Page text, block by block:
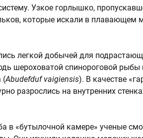
Узкое горлышко,
которые искали в плавающем
легкой добычей для
шероховатой спинороговой рыбы
(Abudefduf vaigiensis). В качестве
разрослись на внутренних
в «бутылочной камере» ученые